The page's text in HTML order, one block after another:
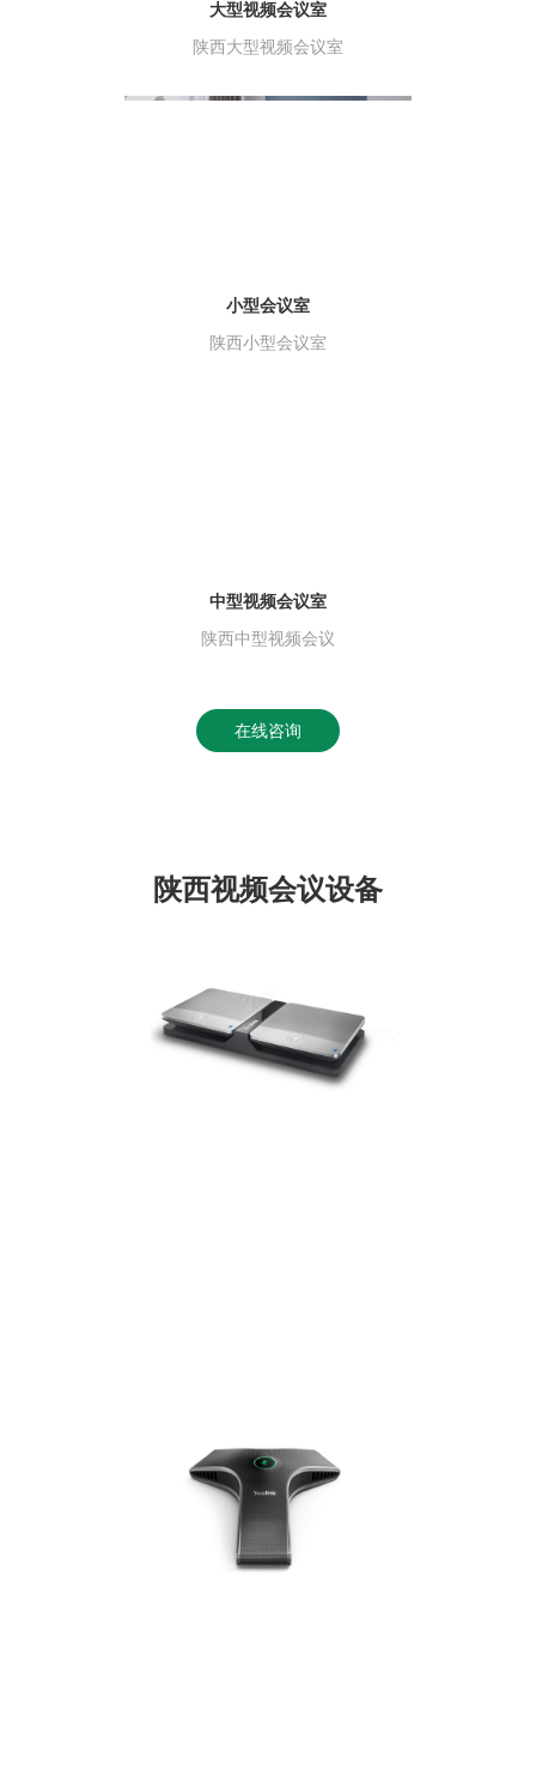
大型视频会议室
陕西大型视频会议室
小型会议室
陕西小型会议室
中型视频会议室
陕西中型视频会议
在线咨询
陕西视频会议设备